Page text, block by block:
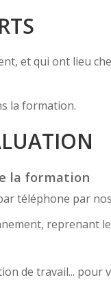
et qui ont lieu
la formation.
la formation
téléphone par
reprenant
de travail...